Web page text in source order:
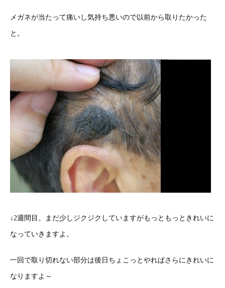
メガネが当たって痛いし気持ち悪いので以前から取りたかった
と。
↓2週間目。まだ少しジクジクしていますがもっともっときれいに
なっていきますよ。
一回で取り切れない部分は後日ちょこっとやればさらにきれいに
なりますよ～